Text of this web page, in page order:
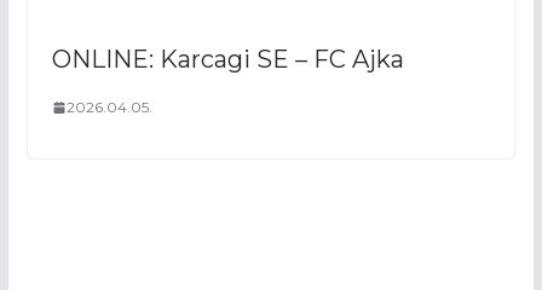
ONLINE: Karcagi SE – FC Ajka
2026.04.05.